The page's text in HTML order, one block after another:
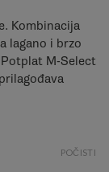
Kombinacija
lagano i brzo
M-Select
POČISTI